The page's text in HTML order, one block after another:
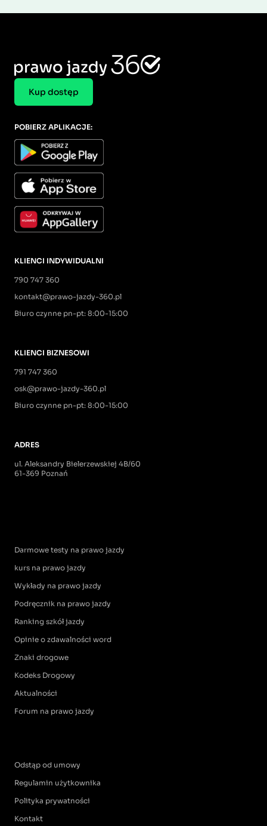
Kup dostęp
KLIENCI INDYWIDUALNI
790 747 360
kontakt@prawo-jazdy-360.pl
Biuro czynne pn-pt: 8:00-15:00
KLIENCI BIZNESOWI
791 747 360
osk@prawo-jazdy-360.pl
Biuro czynne pn-pt: 8:00-15:00
ADRES
ul. Aleksandry Bielerzewskiej 4B/60
61-369 Poznań
Darmowe testy na prawo jazdy
kurs na prawo jazdy
Wykłady na prawo jazdy
Podręcznik na prawo jazdy
Ranking szkół jazdy
Opinie o zdawalności word
Znaki drogowe
Kodeks Drogowy
Aktualności
Forum na prawo jazdy
Odstąp od umowy
Regulamin użytkownika
Polityka prywatności
Kontakt
POBIERZ APLIKACJE: